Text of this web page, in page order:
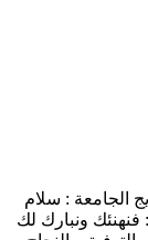
الجامعة : سلام
فنهنئك ونبارك لك